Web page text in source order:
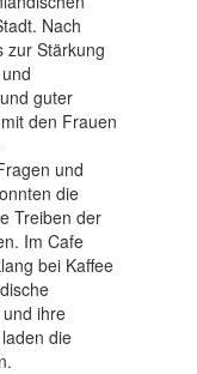
Nach
zur Stärkung
guter
den Frauen
und
die
Treiben der
Im Cafe
bei Kaffee
ihre
die